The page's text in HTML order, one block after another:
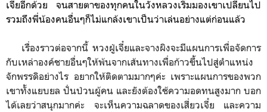
เจี๋ยอีกด้วย จนสายตาของทุกคนในวังหลวงเริ่มมองเขาเปลี่ยนไป
รวมถึงพี่น้องคนอื่นๆก็ไม่แกล้งเขาเป็นว่าเล่นอย่างแต่ก่อนแล้ว
เรื่องราวต่อจากนี้ หวงฝู่เจี๋ยและจางผิงจะมีแผนการเพื่อจัดการ
กับเหล่าองค์ชายอื่นๆให้พ้นจากเส้นทางเพื่อก้าวขึ้นไปสู่ตำแหน่ง
จักพรรดิอย่างไร อยากให้ติดตามมากๆค่ะ เพราะแผนการของพวก
เขาทั้งแยบยล ปั่นป่วนผู้คน และยังต้องใช้ความอดทนสูงมาก บอก
ได้เลยว่าสนุกมากค่ะ จะเห็นความฉลาดของเสี่ยวเจี๋ย และความ